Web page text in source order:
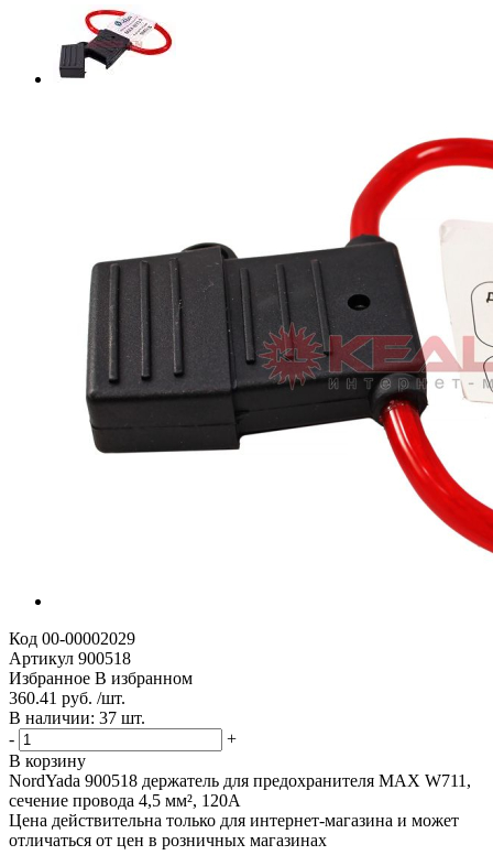
Код 00-00002029
Артикул 900518
Избранное В избранном
360.41 руб. /шт.
В наличии: 37 шт.
-
+
В корзину
NordYada 900518 держатель для предохранителя MAX W711,
сечение провода 4,5 мм², 120А
Цена действительна только для интернет-магазина и может
отличаться от цен в розничных магазинах